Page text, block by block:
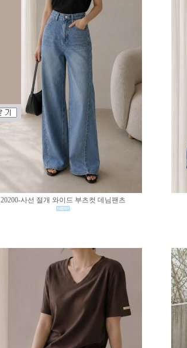
20200-사선 절개 와이드 부츠컷 데님팬츠